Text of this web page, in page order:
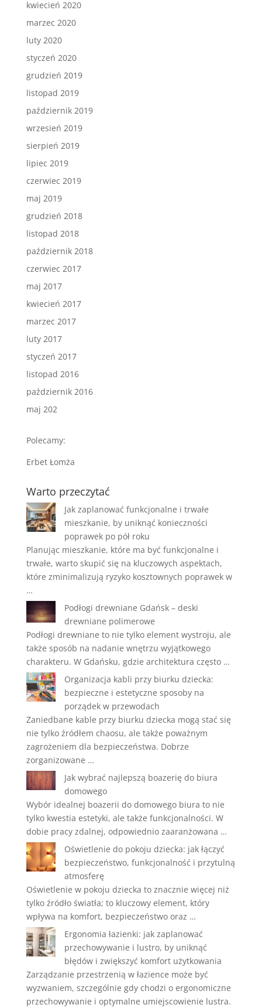
kwiecień 2020
marzec 2020
luty 2020
styczeń 2020
grudzień 2019
listopad 2019
październik 2019
wrzesień 2019
sierpień 2019
lipiec 2019
czerwiec 2019
maj 2019
grudzień 2018
listopad 2018
październik 2018
czerwiec 2017
maj 2017
kwiecień 2017
marzec 2017
luty 2017
styczeń 2017
listopad 2016
październik 2016
maj 202
Polecamy:
Erbet Łomża
Warto przeczytać
Jak zaplanować funkcjonalne i trwałe
mieszkanie, by uniknąć konieczności
poprawek po pół roku
Planując mieszkanie, które ma być funkcjonalne i
trwałe, warto skupić się na kluczowych aspektach,
które zminimalizują ryzyko kosztownych poprawek w
…
Podłogi drewniane Gdańsk – deski
drewniane polimerowe
Podłogi drewniane to nie tylko element wystroju, ale
także sposób na nadanie wnętrzu wyjątkowego
charakteru. W Gdańsku, gdzie architektura często …
Organizacja kabli przy biurku dziecka:
bezpieczne i estetyczne sposoby na
porządek w przewodach
Zaniedbane kable przy biurku dziecka mogą stać się
nie tylko źródłem chaosu, ale także poważnym
zagrożeniem dla bezpieczeństwa. Dobrze
zorganizowane …
Jak wybrać najlepszą boazerię do biura
domowego
Wybór idealnej boazerii do domowego biura to nie
tylko kwestia estetyki, ale także funkcjonalności. W
dobie pracy zdalnej, odpowiednio zaaranżowana …
Oświetlenie do pokoju dziecka: jak łączyć
bezpieczeństwo, funkcjonalność i przytulną
atmosferę
Oświetlenie w pokoju dziecka to znacznie więcej niż
tylko źródło światła; to kluczowy element, który
wpływa na komfort, bezpieczeństwo oraz …
Ergonomia łazienki: jak zaplanować
przechowywanie i lustro, by uniknąć
błędów i zwiększyć komfort użytkowania
Zarządzanie przestrzenią w łazience może być
wyzwaniem, szczególnie gdy chodzi o ergonomiczne
przechowywanie i optymalne umiejscowienie lustra.